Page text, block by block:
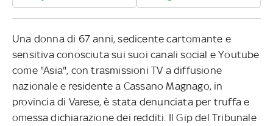
Una donna di 67 anni, sedicente cartomante e
sensitiva conosciuta sui suoi canali social e Youtube
come "Asia", con trasmissioni TV a diffusione
nazionale e residente a Cassano Magnago, in
provincia di Varese, è stata denunciata per truffa e
omessa dichiarazione dei redditi. Il Gip del Tribunale